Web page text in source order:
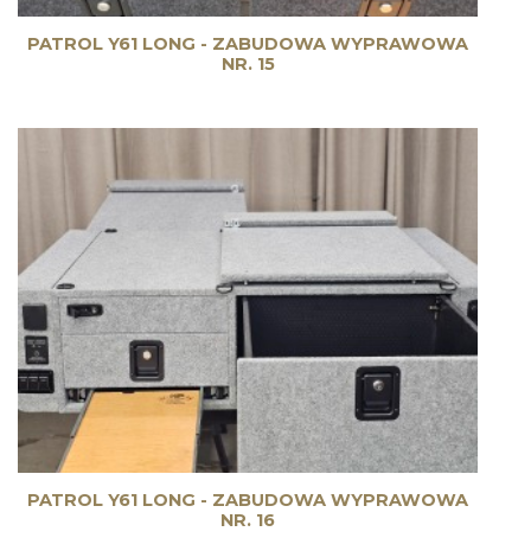
PATROL Y61 LONG - ZABUDOWA WYPRAWOWA
NR. 15
PATROL Y61 LONG - ZABUDOWA WYPRAWOWA
NR. 16